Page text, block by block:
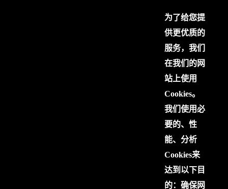
为了给您提
供更优质的
服务，我们
在我们的网
站上使用
Cookies。
我们使用必
要的、性
能、分析
Cookies来
达到以下目
的：确保网